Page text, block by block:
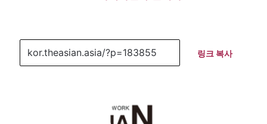
링크 복사